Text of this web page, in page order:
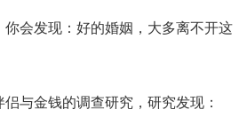
会发现：好的婚姻，大多离不开这
与金钱的调查研究，研究发现：